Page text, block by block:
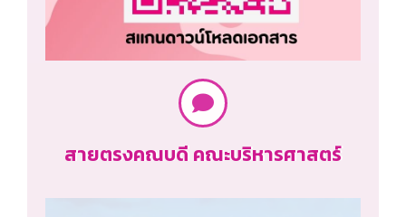
สายตรงคณบดี คณะบริหารศาสตร์